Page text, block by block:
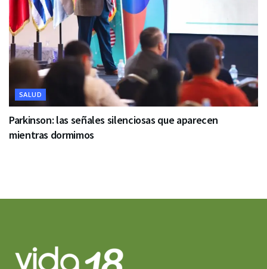
SALUD
Parkinson: las señales silenciosas que aparecen
mientras dormimos